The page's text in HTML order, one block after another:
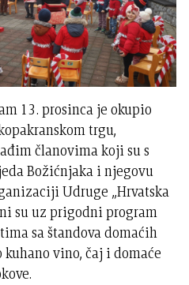
13. prosinca je okupio
trgu,
članovima koji su s
Božićnjaka i njegovu
Udruge „Hrvatska
su uz prigodni program
sa štandova domaćih
vino, čaj i domaće